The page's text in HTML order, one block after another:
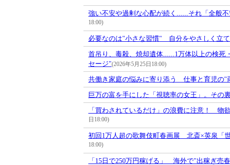
強い不安や過剰な心配が続く......それ「全般
18:00)
必要なのは"小さな習慣" 自分をやさしく立
首吊り、毒殺、焼却遺体......1万体以上の検死
セージ"(2026年5月25日18:00)
共働き家庭の悩みに寄り添う 仕事と育児の"
巨万の富を手にした「視聴率の女王」。その
「買わされているだけ」の浪費に注意！ 物
日18:00)
初回1万人超の歌舞伎町春画展 北斎×英泉「
18:00)
「15日で250万円稼げる」 海外で"出稼ぎ売